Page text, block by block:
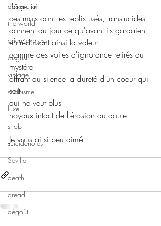
abstraction
the world
orient express
disgust
vintage
snobisme
luxe
snob
suicidenotes
Sevilla
death
dread
dégoût
L'âge tait
ces mots dont les replis usés, translucides
donnent au jour ce qu'avant ils gardaient
en réduisant ainsi la valeur
comme des voiles d'ignorance retirés au
mystère
offrant au silence la dureté d'un coeur qui
sait
qui ne veut plus
noyaux intact de l'érosion du doute
Je vous ai si peu aimé